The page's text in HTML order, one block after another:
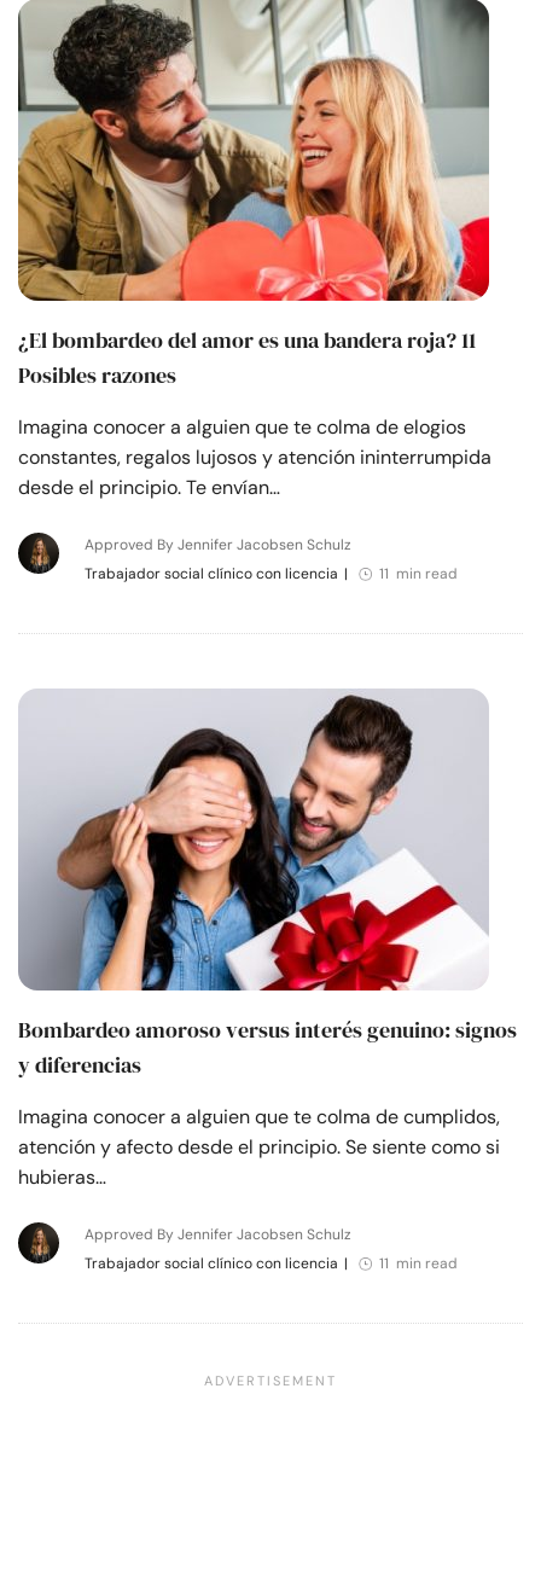
¿El bombardeo del amor es una bandera roja? 11
Posibles razones
Imagina conocer a alguien que te colma de elogios
constantes, regalos lujosos y atención ininterrumpida
desde el principio. Te envían…
Approved By Jennifer Jacobsen Schulz
Trabajador social clínico con licencia | 11 min read
Bombardeo amoroso versus interés genuino: signos
y diferencias
Imagina conocer a alguien que te colma de cumplidos,
atención y afecto desde el principio. Se siente como si
hubieras…
Approved By Jennifer Jacobsen Schulz
Trabajador social clínico con licencia | 11 min read